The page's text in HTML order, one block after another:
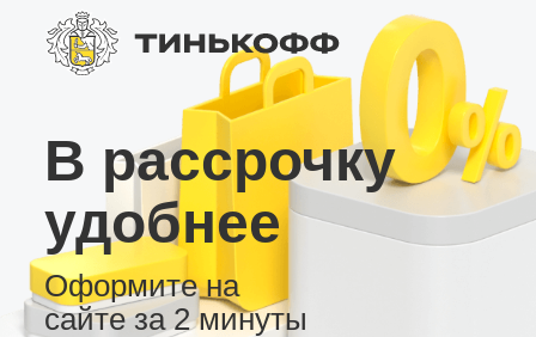
профессиональной поддержкой для любых
требований.
В рассрочку
удобнее
Оформите на
сайте за 2 минуты